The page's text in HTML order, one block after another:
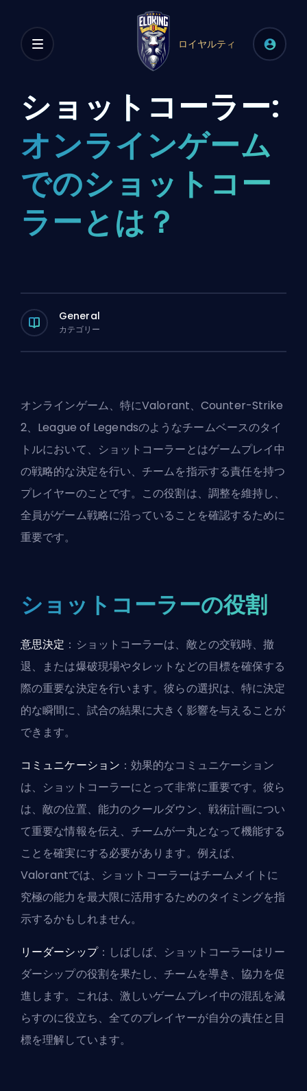
ロイヤルティ
ショットコーラー:
オンラインゲーム
でのショットコー
ラーとは？
General
カテゴリー
オンラインゲーム、特にValorant、Counter-Strike
2、League of Legendsのようなチームベースのタイ
トルにおいて、ショットコーラーとはゲームプレイ中
の戦略的な決定を行い、チームを指示する責任を持つ
プレイヤーのことです。この役割は、調整を維持し、
全員がゲーム戦略に沿っていることを確認するために
重要です。
ショットコーラーの役割
意思決定 ：ショットコーラーは、敵との交戦時、撤
退、または爆破現場やタレット などの目標を確保する
際の重要な決定を行います。彼らの選択は、特に決定
的な瞬間に、試合の結果に大きく影響を与えることが
できます。
コミュニケーション ：効果的なコミュニケーション
は、ショットコーラーにとって非常に重要です。彼ら
は、敵の位置、能力のクールダウン、戦術計画につい
て重要な情報を伝え、チームが一丸となって機能する
ことを確実にする必要があります。例えば、
Valorantでは、ショットコーラーはチームメイトに
究極の能力を最大限に活用するためのタイミングを指
示するかもしれません。
リーダーシップ：しばしば、ショットコーラーはリー
ダーシップの役割を果たし、チームを導き、協力を促
進します。これは、激しいゲームプレイ中の混乱を減
らすのに役立ち、全てのプレイヤーが自分の責任と目
標を理解しています。